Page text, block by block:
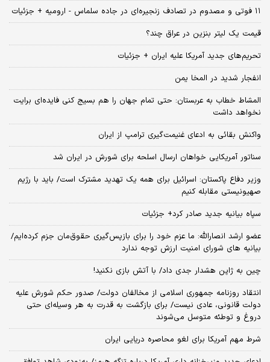
۱۱ فوتی و مصدوم در تصادف زنجیره‌ای در جاده سلماس - ارومیه + جزئیات
قیمت یک لیتر بنزین در عراق چند؟
تحریم‌های جدید آمریکا علیه ایران + جزئیات
انفجار شدید در المخا یمن
المشاط خطاب به عربستان: حتی تمام جهان را هم بسیج کنی فایده‌ای برایت
نخواهد داشت
واکنش بقائی به ادعای غنیمت‌گیری ترامپ از ایران
سناتور آمریکایی خواهان ارسال اسلحه برای شورش در ایران شد
وزیر دفاع پاکستان: اسرائیل برای همه یک تهدید مشترک است/ باید با رژیم
صهیونیستی مقابله کنیم
سپاه بیانیه جدید صادر کرد+ جزئیات
عضو ارشد انصارالله: ما عزم خود را برای بازپس‌گیری حقوق‌مان جزم کرده‌ایم/
بیانیه‌ های شورای امنیت ارزش توجه ندارد
چین به ژاپن هشدار جدی داد/ با آتش بازی نکنید!
انتقاد روزنامه جمهوری اسلامی از مخالفان دولت/ صدور حکم شورش علیه
دولت قانونی، عادی نیست/ برای بازگشت به قدرت به هر وسیله‌ای حتی
دروغ و توطئه متوسل می‌شوند
شرط مهم آمریکا برای لغو محاصره دریایی ایران